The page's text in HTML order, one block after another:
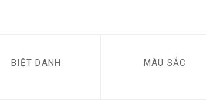
BIỆT DANH MÀU SẮC